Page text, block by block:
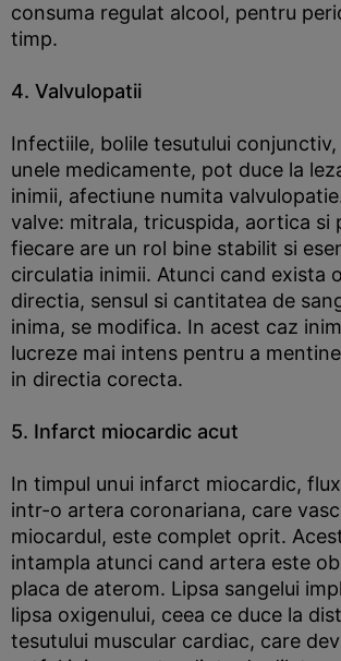
consuma regulat alcool, pentru
timp.
4. Valvulopatii
Infectiile, bolile tesutului conjunctiv,
unele medicamente, pot duce la
inimii, afectiune numita
valve: mitrala, tricuspida, aortica si
fiecare are un rol bine stabilit si
circulatia inimii. Atunci cand exista
directia, sensul si cantitatea de
inima, se modifica. In acest caz
lucreze mai intens pentru a
in directia corecta.
5. Infarct miocardic acut
In timpul unui infarct miocardic,
intr-o artera coronariana, care
miocardul, este complet oprit.
intampla atunci cand artera este
placa de aterom. Lipsa sangelui
lipsa oxigenului, ceea ce duce la
tesutului muscular cardiac, care